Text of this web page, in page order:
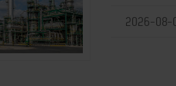
2026-08-